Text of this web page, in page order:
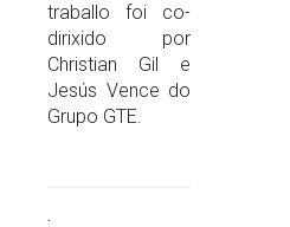
traballo foi co-
dirixido por
Christian Gil e
Jesús Vence do
Grupo GTE.